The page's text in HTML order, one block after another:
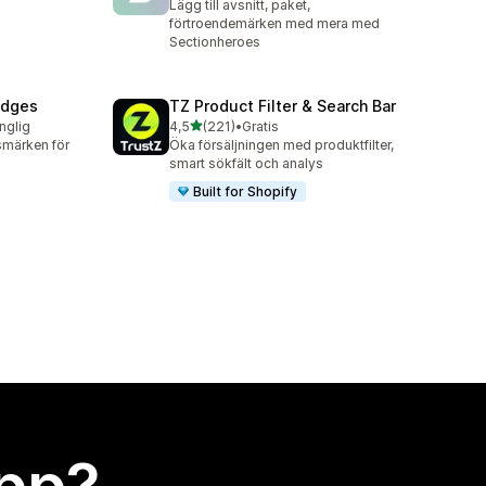
Lägg till avsnitt, paket,
förtroendemärken med mera med
Sectionheroes
för
TZ Product Filter & Search Bar
4,5av 5 stjärnor
(221)
221 recensioner totalt
•Gratis
Öka försäljningen med produktfilter,
smart sökfält och analys
Built for Shopify